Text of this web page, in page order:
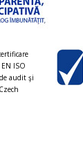
ISO
audit şi